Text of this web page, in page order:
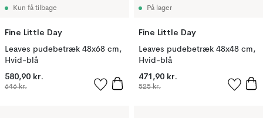
Kun få tilbage
Fine Little Day
Leaves pudebetræk 48x68 cm,
Hvid-blå
580,90 kr.
646 kr.
På lager
Fine Little Day
Leaves pudebetræk 48x48 cm,
Hvid-blå
471,90 kr.
525 kr.